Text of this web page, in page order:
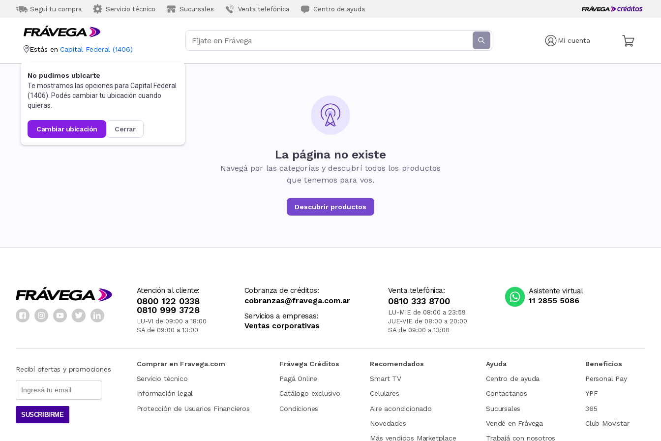
Seguí tu compra Servicio técnico Sucursales Venta telefónica Centro de ayuda
Mi cuenta
Estás en Capital Federal (1406)
No pudimos ubicarte
Te mostramos las opciones para Capital Federal
(1406). Podés cambiar tu ubicación cuando
quieras.
cambiar ubicación cerrar
La página no existe
Navegá por las categorías y descubrí todos los productos
que tenemos para vos.
Descubrir productos
Atención al cliente:
0800 122 0338
0810 999 3728
LU-VI de 09:00 a 18:00
SA de 09:00 a 13:00
Cobranza de créditos:
cobranzas@fravega.com.ar
Servicios a empresas:
Ventas corporativas
Venta telefónica:
0810 333 8700
LU-MIE de 08:00 a 23:59
JUE-VIE de 08:00 a 20:00
SA de 09:00 a 13:00
Asistente virtual
11 2855 5086
Recibí ofertas y promociones
SUSCRIBIRME
Comprar en Fravega.com
Servicio técnico
Información legal
Protección de Usuarios Financieros
Frávega Créditos
Pagá Online
Catálogo exclusivo
Condiciones
Recomendados
Smart TV
Celulares
Aire acondicionado
Novedades
Más vendidos Marketplace
Ayuda
Centro de ayuda
Contactanos
Sucursales
Vendé en Frávega
Trabajá con nosotros
Beneficios
Personal Pay
YPF
365
Club Movistar